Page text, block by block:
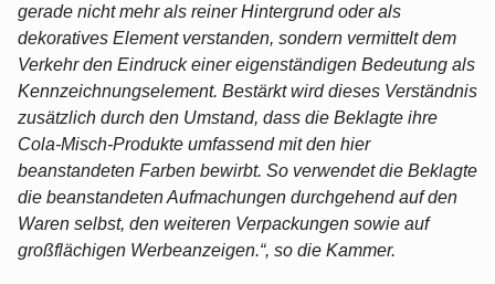
gerade nicht mehr als reiner Hintergrund oder als
dekoratives Element verstanden, sondern vermittelt dem
Verkehr den Eindruck einer eigenständigen Bedeutung als
Kennzeichnungselement. Bestärkt wird dieses Verständnis
zusätzlich durch den Umstand, dass die Beklagte ihre
Cola-Misch-Produkte umfassend mit den hier
beanstandeten Farben bewirbt. So verwendet die Beklagte
die beanstandeten Aufmachungen durchgehend auf den
Waren selbst, den weiteren Verpackungen sowie auf
großflächigen Werbeanzeigen.“, so die Kammer.